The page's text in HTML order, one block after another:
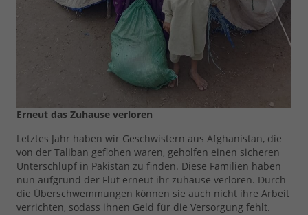
Erneut das Zuhause verloren
Letztes Jahr haben wir Geschwistern aus Afghanistan, die
von der Taliban geflohen waren, geholfen einen sicheren
Unterschlupf in Pakistan zu finden. Diese Familien haben
nun aufgrund der Flut erneut ihr zuhause verloren. Durch
die Überschwemmungen können sie auch nicht ihre Arbeit
verrichten, sodass ihnen Geld für die Versorgung fehlt.